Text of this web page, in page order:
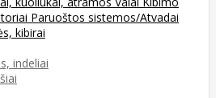
Paruoštos sistemos/Atvadai
kibirai
indeliai